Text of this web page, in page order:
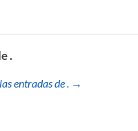
.
entradas de . →